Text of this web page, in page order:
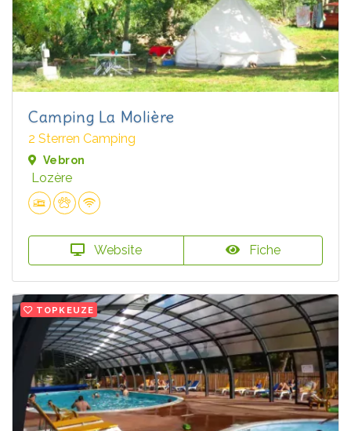
Camping La Molière
2 Sterren Camping
Vebron
Lozère
Website Fiche
TOPKEUZE